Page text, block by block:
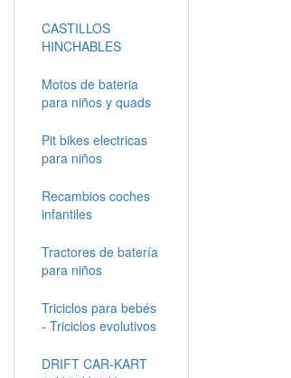
CASTILLOS
HINCHABLES
Motos de bateria
para niños y quads
Pit bikes electricas
para niños
Recambios coches
infantiles
Tractores de batería
para niños
Triciclos para bebés
- Triciclos evolutivos
DRIFT CAR-KART